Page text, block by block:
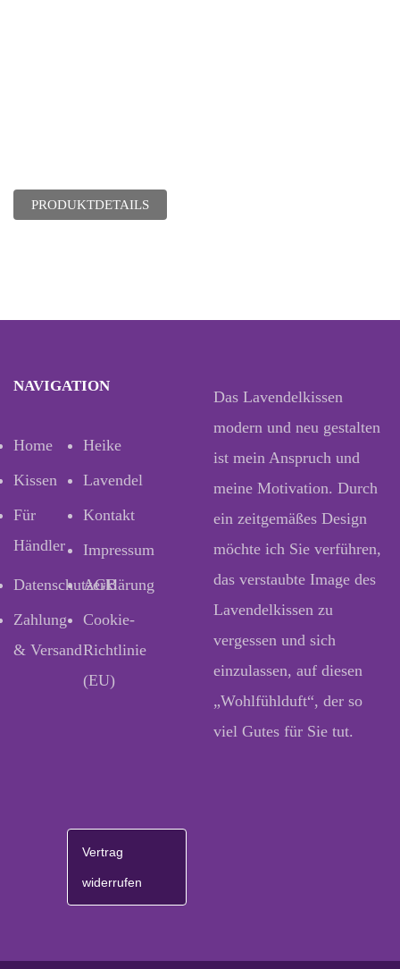
PRODUKTDETAILS
NAVIGATION
Home
Heike
Kissen
Lavendel
Für
Händler
Kontakt
Impressum
Datenschutzerklärung
AGB
Zahlung
& Versand
Cookie-
Richtlinie
(EU)
Das Lavendelkissen
modern und neu gestalten
ist mein Anspruch und
meine Motivation. Durch
ein zeitgemäßes Design
möchte ich Sie verführen,
das verstaubte Image des
Lavendelkissen zu
vergessen und sich
einzulassen, auf diesen
„Wohlfühlduft“, der so
viel Gutes für Sie tut.
Vertrag
widerrufen